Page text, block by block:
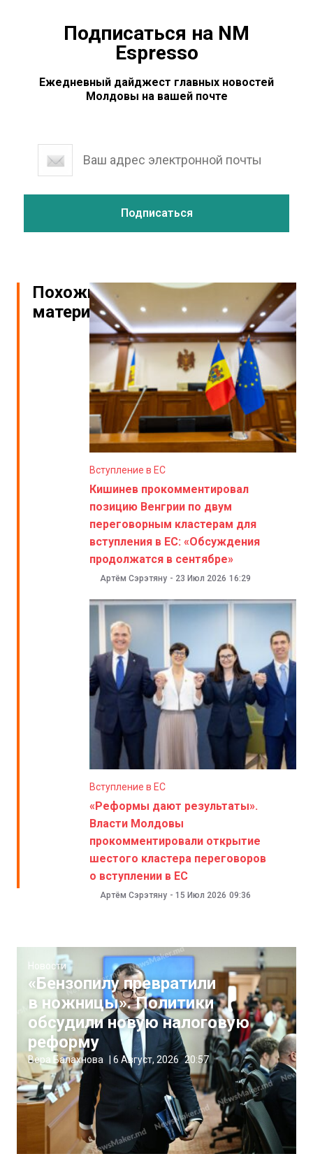
Подписаться на NM
Espresso
Ежедневный дайджест главных новостей
Молдовы на вашей почте
Похожие
материалы
Вступление в ЕС
Кишинев прокомментировал
позицию Венгрии по двум
переговорным кластерам для
вступления в ЕС: «Обсуждения
продолжатся в сентябре»
Артём Сэрэтяну - 23 Июл 2026 16:29
Вступление в ЕС
«Реформы дают результаты».
Власти Молдовы
прокомментировали открытие
шестого кластера переговоров
о вступлении в ЕС
Артём Сэрэтяну - 15 Июл 2026 09:36
Новости
«Бензопилу превратили
в ножницы». Политики
обсудили новую налоговую
реформу
Вера Балахнова 6 Август, 2026 20:57